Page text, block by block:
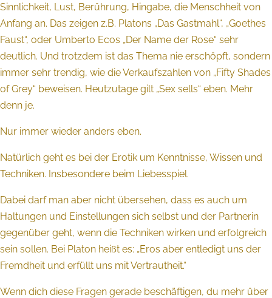
Sinnlichkeit, Lust, Berührung, Hingabe, die Menschheit von
Anfang an. Das zeigen z.B. Platons „Das Gastmahl“, „Goethes
Faust“, oder Umberto Ecos „Der Name der Rose“ sehr
deutlich. Und trotzdem ist das Thema nie erschöpft, sondern
immer sehr trendig, wie die Verkaufszahlen von „Fifty Shades
of Grey“ beweisen. Heutzutage gilt „Sex sells“ eben. Mehr
denn je.
Nur immer wieder anders eben.
Natürlich geht es bei der Erotik um Kenntnisse, Wissen und
Techniken. Insbesondere beim Liebesspiel.
Dabei darf man aber nicht übersehen, dass es auch um
Haltungen und Einstellungen sich selbst und der Partnerin
gegenüber geht, wenn die Techniken wirken und erfolgreich
sein sollen. Bei Platon heißt es: „Eros aber entledigt uns der
Fremdheit und erfüllt uns mit Vertrautheit.“
Wenn dich diese Fragen gerade beschäftigen, du mehr über